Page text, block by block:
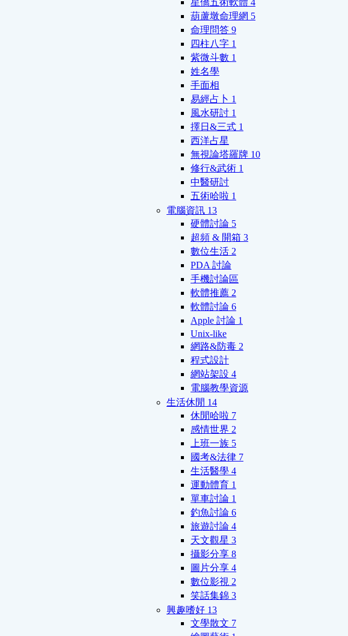
星僑五術軟體 4
葫蘆墩命理網 5
命理問答 9
四柱八字 1
紫微斗數 1
姓名學
手面相
易經占卜 1
風水研討 1
擇日&三式 1
西洋占星
無視論塔羅牌 10
修行&武術 1
中醫研討
五術哈啦 1
電腦資訊 13
硬體討論 5
超頻 & 開箱 3
數位生活 2
PDA 討論
手機討論區
軟體推薦 2
軟體討論 6
Apple 討論 1
Unix-like
網路&防毒 2
程式設計
網站架設 4
電腦教學資源
生活休閒 14
休閒哈啦 7
感情世界 2
上班一族 5
國考&法律 7
生活醫學 4
運動體育 1
單車討論 1
釣魚討論 6
旅遊討論 4
天文觀星 3
攝影分享 8
圖片分享 4
數位影視 2
笑話集錦 3
興趣嗜好 13
文學散文 7